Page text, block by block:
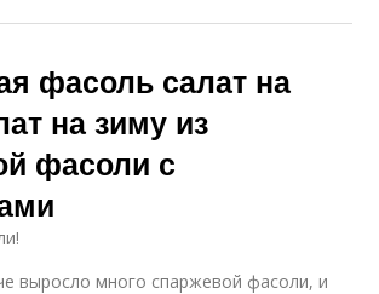
на зиму Фасоль на зиму
фасоль салат на
на зиму из
фасоли с
выросло много спаржевой фасоли, и